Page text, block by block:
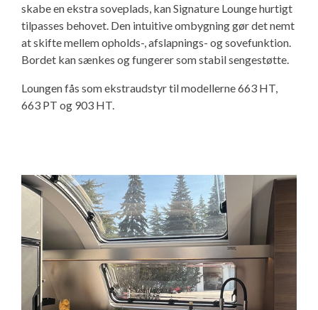
skabe en ekstra soveplads, kan Signature Lounge hurtigt
tilpasses behovet. Den intuitive ombygning gør det nemt
at skifte mellem opholds-, afslapnings- og sovefunktion.
Bordet kan sænkes og fungerer som stabil sengestøtte.
Loungen fås som ekstraudstyr til modellerne 663 HT,
663 PT og 903 HT.